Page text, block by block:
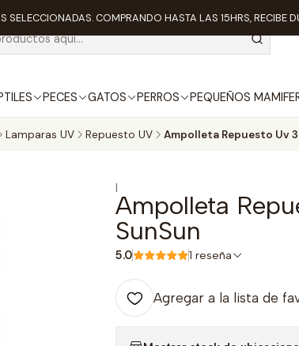
PECES GATOS PERROS PEQUEÑOS
COMPRANDO HASTA LAS 15HRS, RECIBE
Lamparas UV Repuesto UV Ampolleta Repuesto Uv
|
Ampolleta
SunSun
5.0 1 reseña
Agregar a la lista de